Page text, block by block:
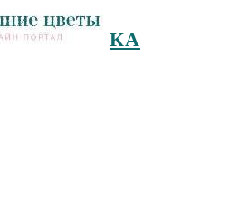
ЦВЕТЫ
И ПОСАДКА